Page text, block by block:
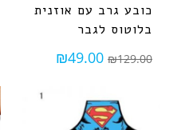
כובע גרב עם אוזנית
בלוטוס לגבר
₪129.00
₪49.00